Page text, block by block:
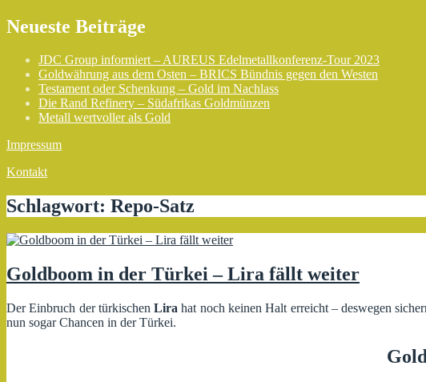
Neueste Beiträge
JDC Group informiert – AUREUS Edelmetallkonferenz-Tour 2023
Goldwährung aus dem Osten – BRICS Bündnis gegen den Westen
Testament oder Schenkung – Gold im Nachlass
Die Rand Refinery – Südafrikas Goldmünzen
Metall wertvoller als Gold
Impressum
Kontakt
Schlagwort: Repo-Satz
Goldboom in der Türkei – Lira fällt weiter
Der Einbruch der türkischenLira hat noch keinen Halt erreicht – deswegen
nun sogar Chancen in der Türkei.